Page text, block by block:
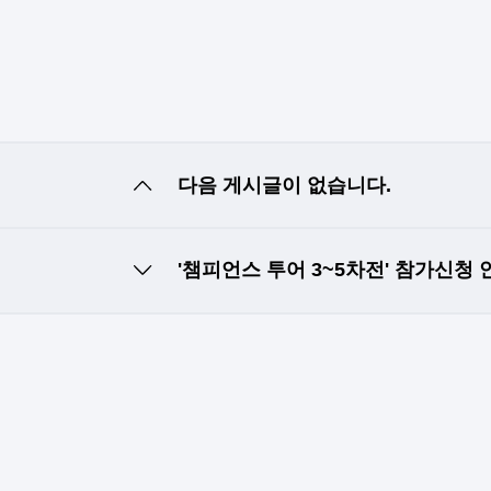
다음 게시글이 없습니다.
'챔피언스 투어 3~5차전' 참가신청